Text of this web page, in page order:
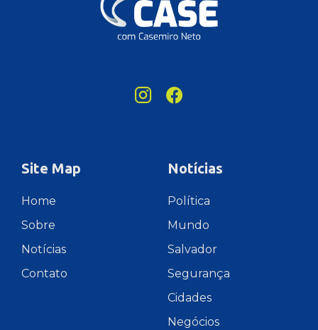
Site Map
Home
Sobre
Notícias
Contato
Notícias
Política
Mundo
Salvador
Segurança
Cidades
Negócios